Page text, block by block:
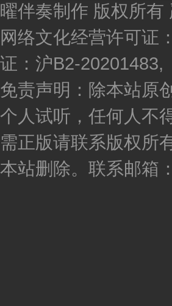
曜伴奏制作 版权所
网络文化经营许可证
证：沪B2-
免责声明：除本站原
个人试听，任何人不
需正版请联系版权所
本站删除。联系邮箱